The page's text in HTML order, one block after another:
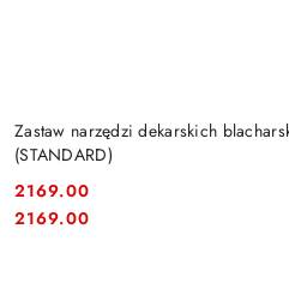
Zastaw narzędzi dekarskich
(STANDARD)
Cena:
2169.00
Cena:
2169.00